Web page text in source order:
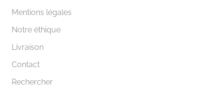
Mentions légales
Notre éthique
Livraison
Contact
Rechercher